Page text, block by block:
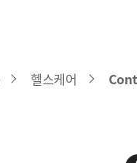
헬스케어